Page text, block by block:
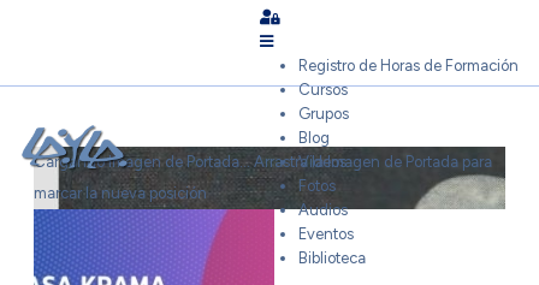
Sign In
Registro de Horas de Formación
Cursos
Grupos
Blog
Videos
Fotos
Audios
Eventos
Biblioteca
Cargando Imagen de Portada... Arrastra la Imagen de Portada para
marcar la nueva posición